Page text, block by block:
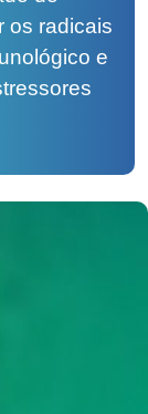
os radicais
e